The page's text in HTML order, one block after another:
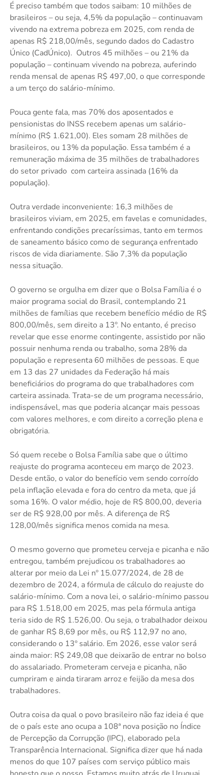
É preciso também que todos saibam: 10 milhões de
brasileiros – ou seja, 4,5% da população – continuavam
vivendo na extrema pobreza em 2025, com renda de
apenas R$ 218,00/mês, segundo dados do Cadastro
Único (CadÚnico). Outros 45 milhões – ou 21% da
população – continuam vivendo na pobreza, auferindo
renda mensal de apenas R$ 497,00, o que corresponde
a um terço do salário-mínimo.
Pouca gente fala, mas 70% dos aposentados e
pensionistas do INSS recebem apenas um salário-
mínimo (R$ 1.621,00). Eles somam 28 milhões de
brasileiros, ou 13% da população. Essa também é a
remuneração máxima de 35 milhões de trabalhadores
do setor privado com carteira assinada (16% da
população).
Outra verdade inconveniente: 16,3 milhões de
brasileiros viviam, em 2025, em favelas e comunidades,
enfrentando condições precaríssimas, tanto em termos
de saneamento básico como de segurança enfrentado
riscos de vida diariamente. São 7,3% da população
nessa situação.
O governo se orgulha em dizer que o Bolsa Família é o
maior programa social do Brasil, contemplando 21
milhões de famílias que recebem benefício médio de R$
800,00/mês, sem direito a 13º. No entanto, é preciso
revelar que esse enorme contingente, assistido por não
possuir nenhuma renda ou trabalho, soma 28% da
população e representa 60 milhões de pessoas. E que
em 13 das 27 unidades da Federação há mais
beneficiários do programa do que trabalhadores com
carteira assinada. Trata-se de um programa necessário,
indispensável, mas que poderia alcançar mais pessoas
com valores melhores, e com direito a correção plena e
obrigatória.
Só quem recebe o Bolsa Família sabe que o último
reajuste do programa aconteceu em março de 2023.
Desde então, o valor do benefício vem sendo corroído
pela inflação elevada e fora do centro da meta, que já
soma 16%. O valor médio, hoje de R$ 800,00, deveria
ser de R$ 928,00 por mês. A diferença de R$
128,00/mês significa menos comida na mesa.
O mesmo governo que prometeu cerveja e picanha e não
entregou, também prejudicou os trabalhadores ao
alterar por meio da Lei nº 15.077/2024, de 28 de
dezembro de 2024, a fórmula de cálculo do reajuste do
salário-mínimo. Com a nova lei, o salário-mínimo passou
para R$ 1.518,00 em 2025, mas pela fórmula antiga
teria sido de R$ 1.526,00. Ou seja, o trabalhador deixou
de ganhar R$ 8,69 por mês, ou R$ 112,97 no ano,
considerando o 13º salário. Em 2026, esse valor será
ainda maior: R$ 249,08 que deixarão de entrar no bolso
do assalariado. Prometeram cerveja e picanha, não
cumpriram e ainda tiraram arroz e feijão da mesa dos
trabalhadores.
Outra coisa da qual o povo brasileiro não faz ideia é que
de o país este ano ocupa a 108ª nova posição no Índice
de Percepção da Corrupção (IPC), elaborado pela
Transparência Internacional. Significa dizer que há nada
menos do que 107 países com serviço público mais